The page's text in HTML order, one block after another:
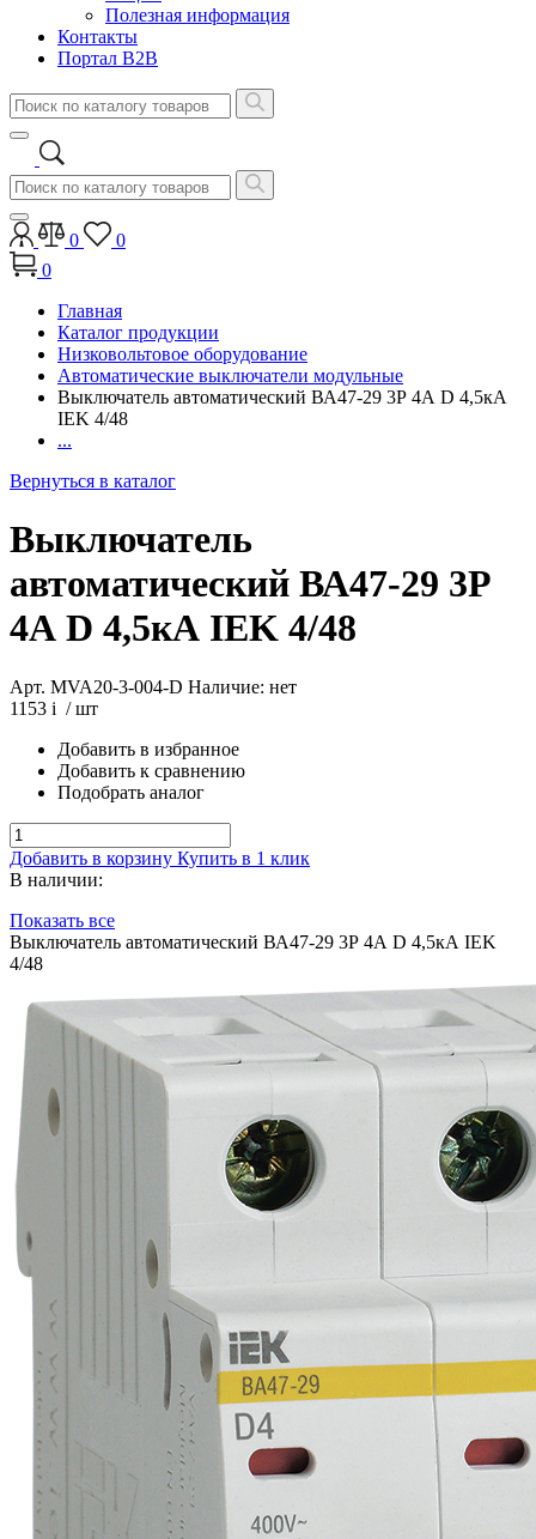
Полезная информация
Контакты
Портал B2B
0
0
0
Главная
Каталог продукции
Низковольтовое оборудование
Автоматические выключатели модульные
Выключатель автоматический ВА47-29 3Р 4А D 4,5кА
IEK 4/48
...
Вернуться в каталог
Выключатель
автоматический ВА47-29 3Р
4А D 4,5кА IEK 4/48
Арт. MVA20-3-004-D Наличие: нет
1153 i / шт
Добавить в избранное
Добавить к сравнению
Подобрать аналог
Добавить в корзину Купить в 1 клик
В наличии:
Показать все
Выключатель автоматический ВА47-29 3Р 4А D 4,5кА IEK
4/48